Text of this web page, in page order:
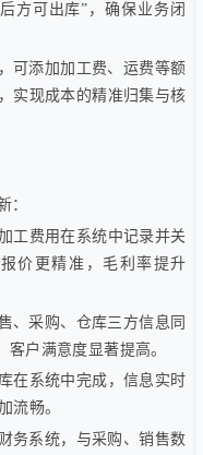
方可出库”，确保业务闭
可添加加工费、运费等额
实现成本的精准归集与核
：
工费用在系统中记录并关
价更精准，毛利率提升
、采购、仓库三方信息同
户满意度显著提高。
在系统中完成，信息实时
流畅。
务系统，与采购、销售数